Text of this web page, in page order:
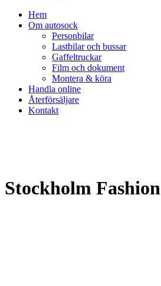
Hem
Om autosock
Personbilar
Lastbilar och bussar
Gaffeltruckar
Film och dokument
Montera & köra
Handla online
Återförsäljare
Kontakt
Stockholm Fashion